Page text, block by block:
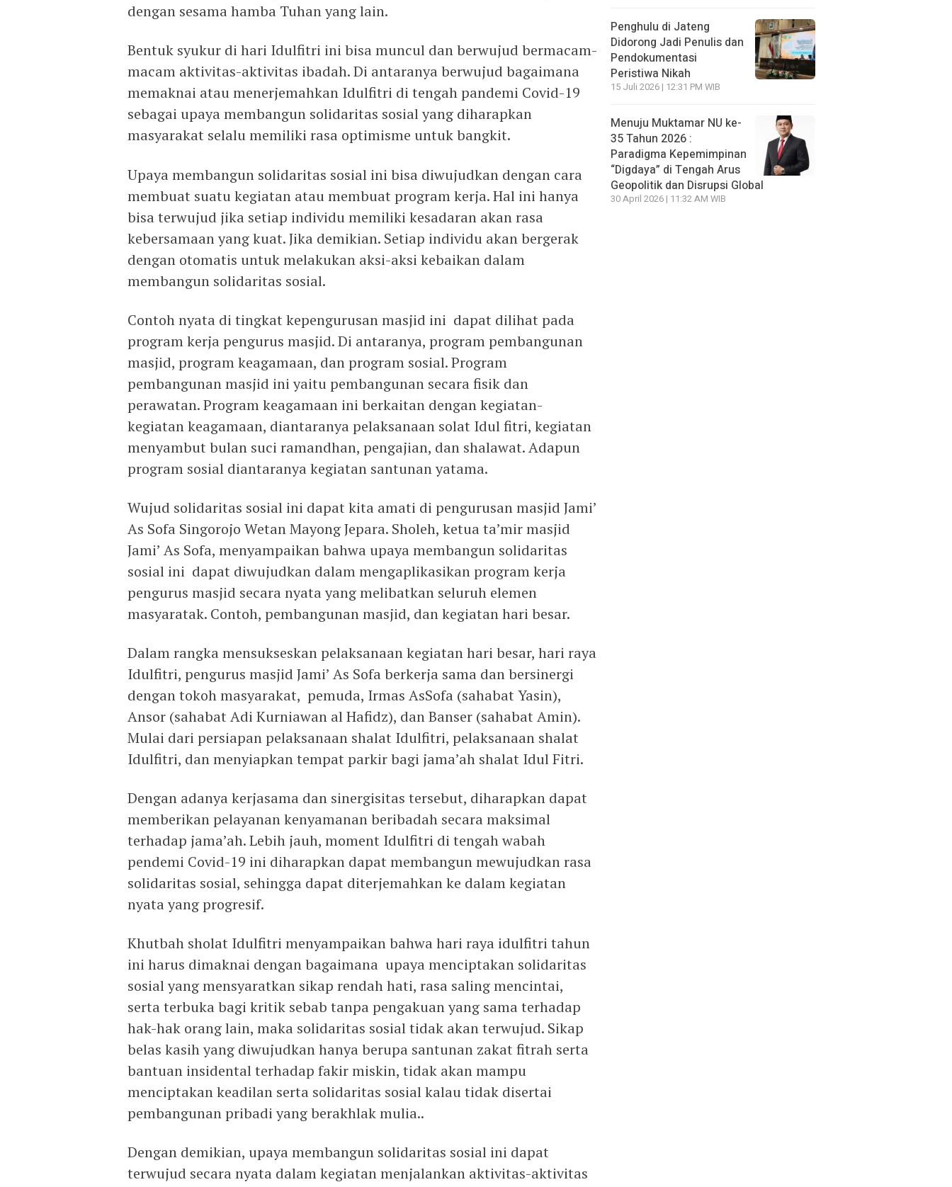
dengan sesama hamba Tuhan yang lain.
Bentuk syukur di hari Idulfitri ini bisa muncul dan berwujud bermacam-
macam aktivitas-aktivitas ibadah. Di antaranya berwujud bagaimana
memaknai atau menerjemahkan Idulfitri di tengah pandemi Covid-19
sebagai upaya membangun solidaritas sosial yang diharapkan
masyarakat selalu memiliki rasa optimisme untuk bangkit.
Upaya membangun solidaritas sosial ini bisa diwujudkan dengan cara
membuat suatu kegiatan atau membuat program kerja. Hal ini hanya
bisa terwujud jika setiap individu memiliki kesadaran akan rasa
kebersamaan yang kuat. Jika demikian. Setiap individu akan bergerak
dengan otomatis untuk melakukan aksi-aksi kebaikan dalam
membangun solidaritas sosial.
Contoh nyata di tingkat kepengurusan masjid ini dapat dilihat pada
program kerja pengurus masjid. Di antaranya, program pembangunan
masjid, program keagamaan, dan program sosial. Program
pembangunan masjid ini yaitu pembangunan secara fisik dan
perawatan. Program keagamaan ini berkaitan dengan kegiatan-
kegiatan keagamaan, diantaranya pelaksanaan solat Idul fitri, kegiatan
menyambut bulan suci ramandhan, pengajian, dan shalawat. Adapun
program sosial diantaranya kegiatan santunan yatama.
Wujud solidaritas sosial ini dapat kita amati di pengurusan masjid Jami’
As Sofa Singorojo Wetan Mayong Jepara. Sholeh, ketua ta’mir masjid
Jami’ As Sofa, menyampaikan bahwa upaya membangun solidaritas
sosial ini dapat diwujudkan dalam mengaplikasikan program kerja
pengurus masjid secara nyata yang melibatkan seluruh elemen
masyaratak. Contoh, pembangunan masjid, dan kegiatan hari besar.
Dalam rangka mensukseskan pelaksanaan kegiatan hari besar, hari raya
Idulfitri, pengurus masjid Jami’ As Sofa berkerja sama dan bersinergi
dengan tokoh masyarakat, pemuda, Irmas AsSofa (sahabat Yasin),
Ansor (sahabat Adi Kurniawan al Hafidz), dan Banser (sahabat Amin).
Mulai dari persiapan pelaksanaan shalat Idulfitri, pelaksanaan shalat
Idulfitri, dan menyiapkan tempat parkir bagi jama’ah shalat Idul Fitri.
Dengan adanya kerjasama dan sinergisitas tersebut, diharapkan dapat
memberikan pelayanan kenyamanan beribadah secara maksimal
terhadap jama’ah. Lebih jauh, moment Idulfitri di tengah wabah
pendemi Covid-19 ini diharapkan dapat membangun mewujudkan rasa
solidaritas sosial, sehingga dapat diterjemahkan ke dalam kegiatan
nyata yang progresif.
Khutbah sholat Idulfitri menyampaikan bahwa hari raya idulfitri tahun
ini harus dimaknai dengan bagaimana upaya menciptakan solidaritas
sosial yang mensyaratkan sikap rendah hati, rasa saling mencintai,
serta terbuka bagi kritik sebab tanpa pengakuan yang sama terhadap
hak-hak orang lain, maka solidaritas sosial tidak akan terwujud. Sikap
belas kasih yang diwujudkan hanya berupa santunan zakat fitrah serta
bantuan insidental terhadap fakir miskin, tidak akan mampu
menciptakan keadilan serta solidaritas sosial kalau tidak disertai
pembangunan pribadi yang berakhlak mulia..
Dengan demikian, upaya membangun solidaritas sosial ini dapat
terwujud secara nyata dalam kegiatan menjalankan aktivitas-aktivitas
Penghulu di Jateng
Didorong Jadi Penulis dan
Pendokumentasi
Peristiwa Nikah
15 Juli 2026 | 12:31 PM WIB
Menuju Muktamar NU ke-
35 Tahun 2026 :
Paradigma Kepemimpinan
“Digdaya” di Tengah Arus
Geopolitik dan Disrupsi Global
30 April 2026 | 11:32 AM WIB